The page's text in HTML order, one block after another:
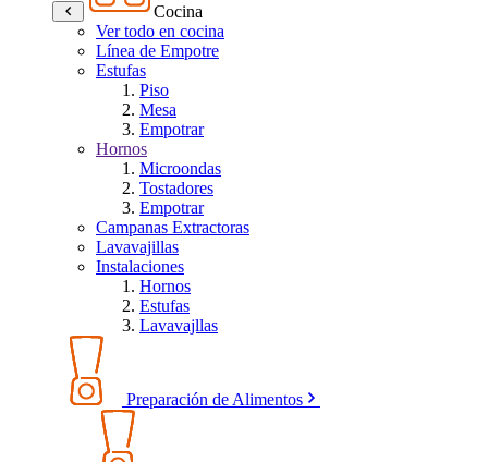
Cocina
Ver todo en cocina
Línea de Empotre
Estufas
Piso
Mesa
Empotrar
Hornos
Microondas
Tostadores
Empotrar
Campanas Extractoras
Lavavajillas
Instalaciones
Hornos
Estufas
Lavavajllas
Preparación de Alimentos